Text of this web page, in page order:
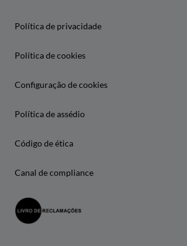
Política de privacidade
Política de cookies
Configuração de cookies
Política de assédio
Código de ética
Canal de compliance